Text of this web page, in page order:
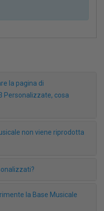
la pagina di
Personalizzate, cosa
non viene riprodotta
la Base Musicale